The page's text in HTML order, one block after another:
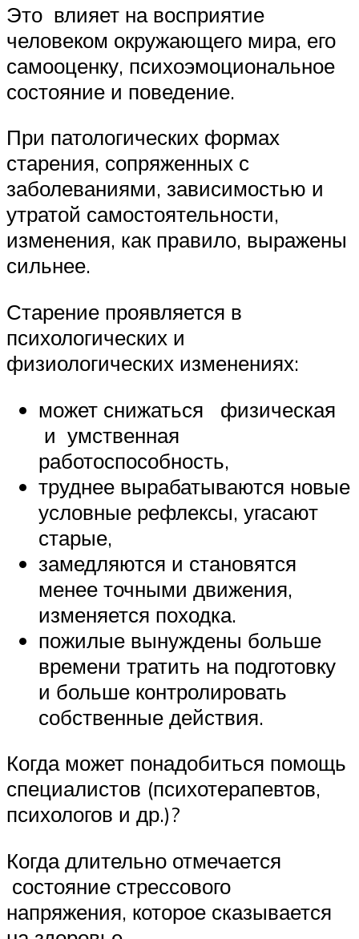
Это влияет на восприятие
человеком окружающего мира, его
самооценку, психоэмоциональное
состояние и поведение.
При патологических формах
старения, сопряженных с
заболеваниями, зависимостью и
утратой самостоятельности,
изменения, как правило, выражены
сильнее.
Старение проявляется в
психологических и
физиологических изменениях:
может снижаться физическая
и умственная
работоспособность,
труднее вырабатываются новые
условные рефлексы, угасают
старые,
замедляются и становятся
менее точными движения,
изменяется походка.
пожилые вынуждены больше
времени тратить на подготовку
и больше контролировать
собственные действия.
Когда может понадобиться помощь
специалистов (психотерапевтов,
психологов и др.)?
Когда длительно отмечается
состояние стрессового
напряжения, которое сказывается